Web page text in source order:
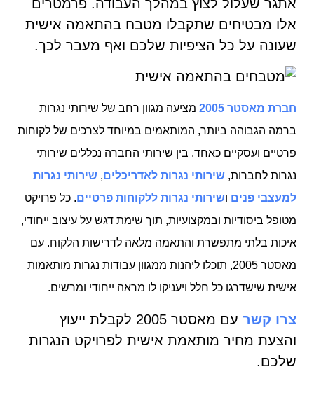
אתגר שעלול לצוץ במהלך העבודה. פרמטרים
אלו מבטיחים שתקבלו מטבח בהתאמה אישית
שעונה על כל הציפיות שלכם ואף מעבר לכך.
חברת מאסטר 2005
מציעה מגוון רחב של שירותי נגרות
ברמה הגבוהה ביותר, המותאמים במיוחד לצרכים של לקוחות
פרטיים ועסקיים כאחד. בין שירותי החברה נכללים שירותי
נגרות לחברות, שירותי נגרות לאדריכלים, שירותי נגרות
למעצבי פנים ושירותי נגרות ללקוחות פרטיים. כל פרויקט
מטופל ביסודיות ובמקצועיות, תוך שימת דגש על עיצוב ייחודי,
איכות בלתי מתפשרת והתאמה מלאה לדרישות הלקוח. עם
מאסטר 2005, תוכלו ליהנות ממגוון עבודות נגרות מותאמות
אישית שישדרגו כל חלל ויעניקו לו מראה ייחודי ומרשים.
צרו קשר
עם מאסטר 2005 לקבלת ייעוץ
והצעת מחיר מותאמת אישית לפרויקט הנגרות
שלכם.